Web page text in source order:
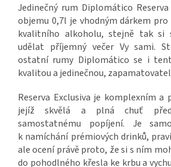
Jedinečný rum Diplomático
objemu 0,7l je vhodným dárkem
kvalitního alkoholu, stejně tak si
udělat příjemný večer Vy sami.
ostatní rumy Diplomático se i
kvalitou a jedinečnou,
Reserva Exclusiva je komplexním a
jejíž skvělá a plná chuť
samostatnému popíjení. Je
k namíchání prémiových drinků,
ale ocení právě proto, že si s ním
do pohodlného křesla ke krbu a